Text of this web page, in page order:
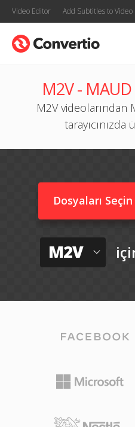
Video Editor Add Subtitles to Video
M2V -
M2V videolarından
tarayıcınızda
Dosyaları Seçin
M2V